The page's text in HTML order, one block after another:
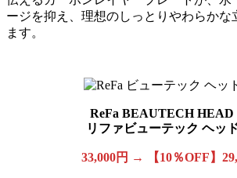
ージを抑え、理想のしっとりやわらかな
ます。
ReFa BEAUTECH HEAD
リファビューテック ヘッ
33,000円 → 【10％OFF】